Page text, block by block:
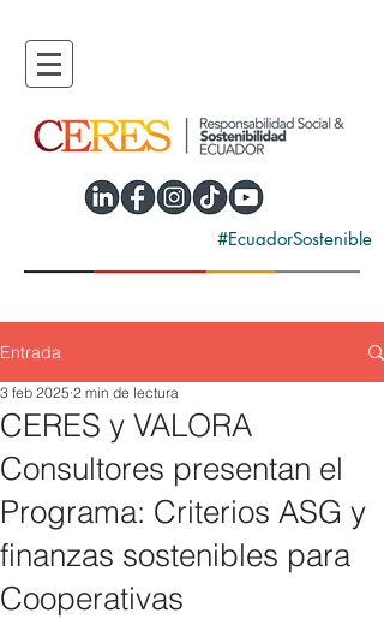
#EcuadorSostenible
Entrada
CERES y VALORA
Consultores presentan el
Programa: Criterios ASG y
finanzas sostenibles para
Cooperativas
3 feb 2025 2 min de lectura